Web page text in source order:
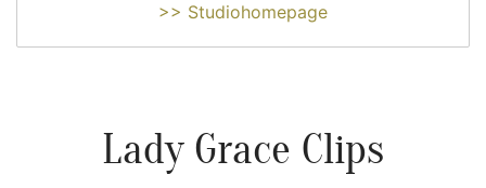
>> Studiohomepage
Lady Grace Clips